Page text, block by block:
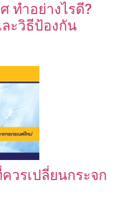
ทำอย่างไรดี?
ะวิธีป้องกัน
รเปลี่ยนกระจก